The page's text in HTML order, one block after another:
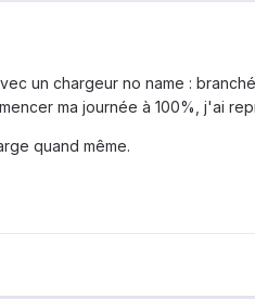
un chargeur no name :
ma journée à 100%, j'ai
quand même.